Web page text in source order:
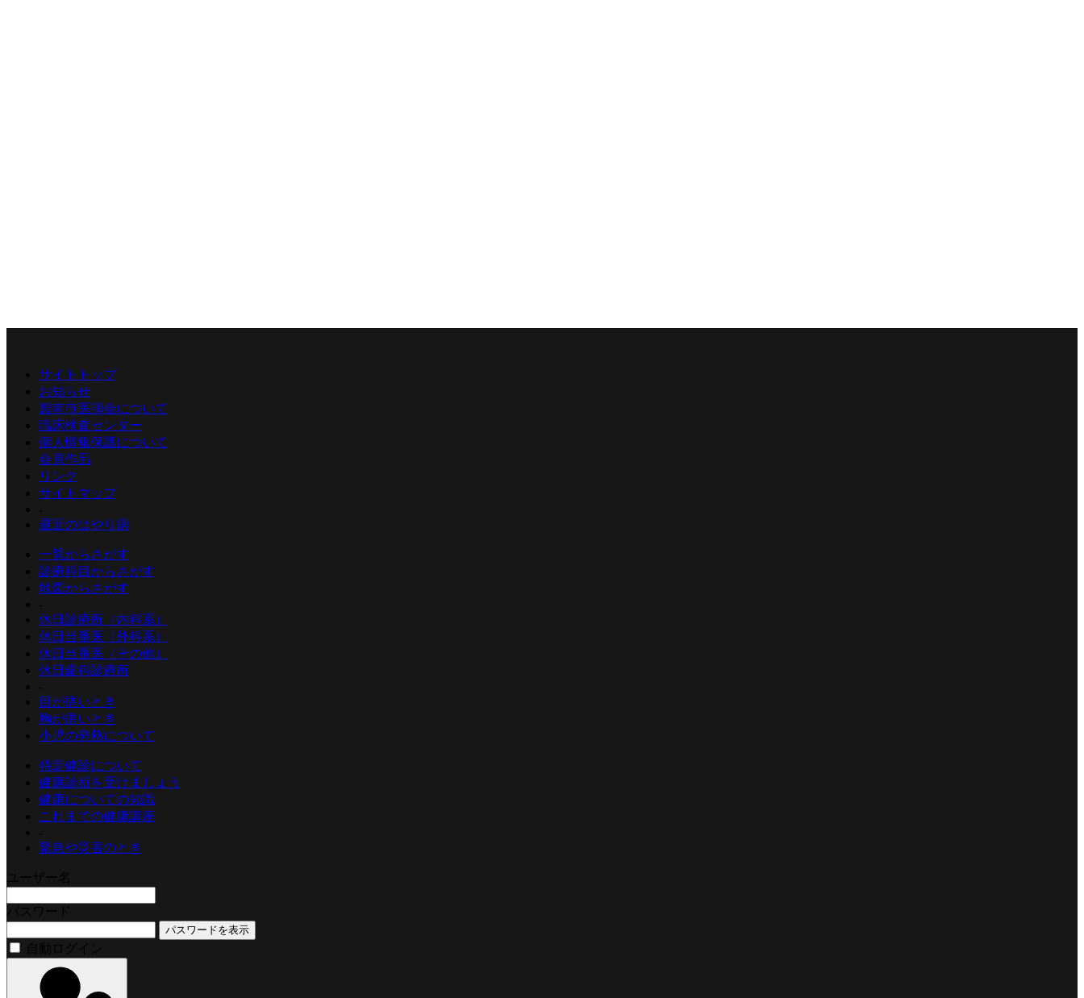
サイトトップ
お知らせ
碧南市医師会について
臨床検査センター
個人情報保護について
会員作品
リンク
サイトマップ
最近のはやり病
一覧からさがす
診療科目からさがす
地図からさがす
休日診療所（内科系）
休日当番医（外科系）
休日当番医（その他）
休日歯科診療所
目が痛いとき
胸が痛いとき
小児の発熱について
特定健診について
健康診断を受けましょう
健康についての知識
これまでの健康講座
緊急や災害のとき
パスワードを表示